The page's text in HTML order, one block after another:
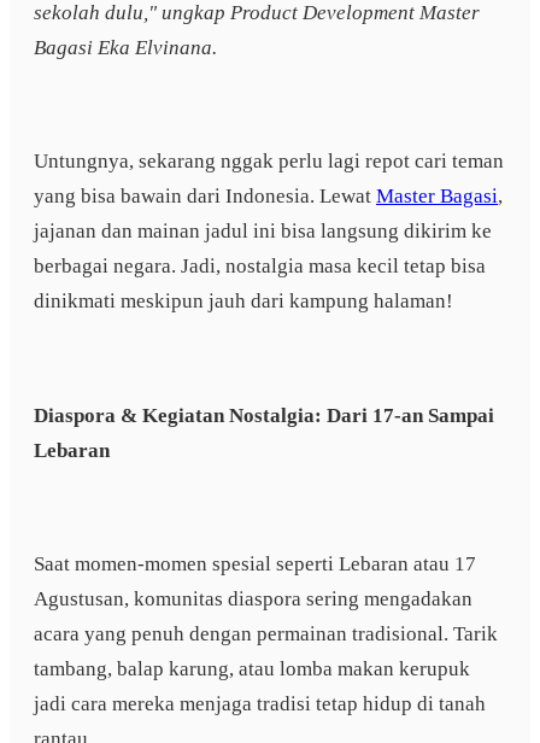
sekolah dulu," ungkap Product Development Master
Bagasi Eka Elvinana.
Untungnya, sekarang nggak perlu lagi repot cari teman
yang bisa bawain dari Indonesia. Lewat Master Bagasi,
jajanan dan mainan jadul ini bisa langsung dikirim ke
berbagai negara. Jadi, nostalgia masa kecil tetap bisa
dinikmati meskipun jauh dari kampung halaman!
Diaspora & Kegiatan Nostalgia: Dari 17-an Sampai
Lebaran
Saat momen-momen spesial seperti Lebaran atau 17
Agustusan, komunitas diaspora sering mengadakan
acara yang penuh dengan permainan tradisional. Tarik
tambang, balap karung, atau lomba makan kerupuk
jadi cara mereka menjaga tradisi tetap hidup di tanah